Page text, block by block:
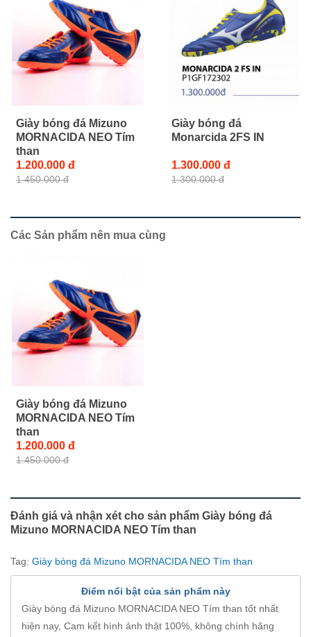
Giày bóng đá Mizuno
MORNACIDA NEO Tím
than
1.200.000 đ
1.450.000 đ
Giày bóng đá
Monarcida 2FS IN
1.300.000 đ
1.300.000 đ
Các Sản phẩm nên mua cùng
Giày bóng đá Mizuno
MORNACIDA NEO Tím
than
1.200.000 đ
1.450.000 đ
Đánh giá và nhận xét cho sản phẩm Giày bóng đá
Mizuno MORNACIDA NEO Tím than
Tag: Giày bóng đá Mizuno MORNACIDA NEO Tím than
Điểm nổi bật của sản phẩm này
Giày bóng đá Mizuno MORNACIDA NEO Tím than tốt nhất
hiện nay, Cam kết hình ảnh thật 100%, không chính hãng